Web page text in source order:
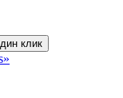
клик